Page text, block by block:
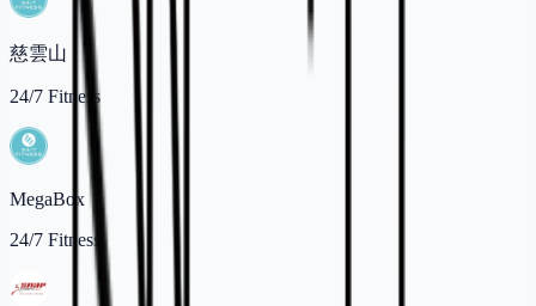
慈雲山
24/7 Fitness
MegaBox
24/7 Fitness